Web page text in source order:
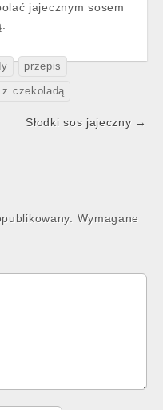
jajecznym sosem
przepis
z czekoladą
Słodki sos jajeczny →
Wymagane